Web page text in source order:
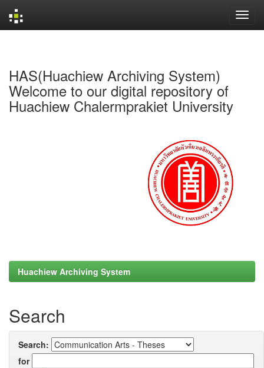
HAS(Huachiew Archiving System)
Welcome to our digital repository of
Huachiew Chalermprakiet University
Huachiew Archiving System
Search
Search:
for